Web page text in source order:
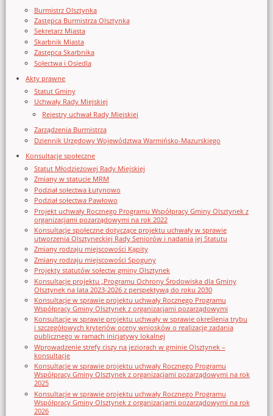
Burmistrz Olsztynka
Zastępca Burmistrza Olsztynka
Sekretarz Miasta
Skarbnik Miasta
Zastępca Skarbnika
Sołectwa i Osiedla
Akty prawne
Statut Gminy
Uchwały Rady Miejskiej
Rejestry uchwał Rady Miejskiej
Zarządzenia Burmistrza
Dziennik Urzędowy Województwa Warmińsko-Mazurskiego
Konsultacje społeczne
Statut Młodzieżowej Rady Miejskiej
Zmiany w statucie MRM
Podział sołectwa Łutynowo
Podział sołectwa Pawłowo
Projekt uchwały Rocznego Programu Współpracy Gminy Olsztynek z
organizacjami pozarządowymi na rok 2022
Konsultacje społeczne dotyczące projektu uchwały w sprawie
utworzenia Olsztyneckiej Rady Seniorów i nadania jej Statutu
Zmiany rodzaju miejscowości Kąpity
Zmiany rodzaju miejscowości Spoguny
Projekty statutów sołectw gminy Olsztynek
Konsultacje projektu „Programu Ochrony Środowiska dla Gminy
Olsztynek na lata 2023-2026 z perspektywą do roku 2030
Konsultacje w sprawie projektu uchwały Rocznego Programu
Współpracy Gminy Olsztynek z organizacjami pozarządowymi
Konsultacje w sprawie projektu uchwały w sprawie określenia trybu
i szczegółowych kryteriów oceny wniosków o realizację zadania
publicznego w ramach inicjatywy lokalnej
Wprowadzenie strefy ciszy na jeziorach w gminie Olsztynek –
konsultacje
Konsultacje w sprawie projektu uchwały Rocznego Programu
Współpracy Gminy Olsztynek z organizacjami pozarządowymi na rok
2025
Konsultacje w sprawie projektu uchwały Rocznego Programu
Współpracy Gminy Olsztynek z organizacjami pozarządowymi na rok
2026